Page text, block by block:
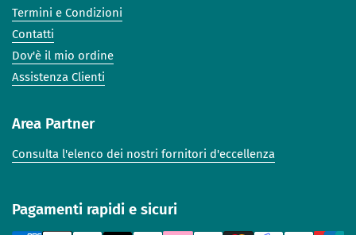
Termini e Condizioni
Contatti
Dov'è il mio ordine
Assistenza Clienti
Area Partner
Consulta l'elenco dei nostri fornitori d'eccellenza
Pagamenti rapidi e sicuri